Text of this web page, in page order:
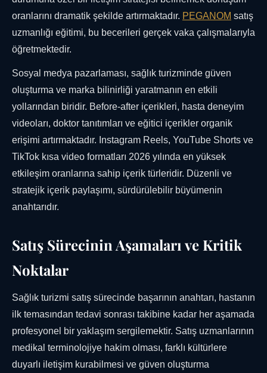
oranlarını dramatik şekilde artırmaktadır. PEGANOM satış
uzmanlığı eğitimi, bu becerileri gerçek vaka çalışmalarıyla
öğretmektedir.
Sosyal medya pazarlaması, sağlık turizminde güven
oluşturma ve marka bilinirliği yaratmanın en etkili
yollarından biridir. Before-after içerikleri, hasta deneyim
videoları, doktor tanıtımları ve eğitici içerikler organik
erişimi artırmaktadır. Instagram Reels, YouTube Shorts ve
TikTok kısa video formatları 2026 yılında en yüksek
etkileşim oranlarına sahip içerik türleridir. Düzenli ve
stratejik içerik paylaşımı, sürdürülebilir büyümenin
anahtarıdır.
Satış Sürecinin Aşamaları ve Kritik
Noktalar
Sağlık turizmi satış sürecinde başarının anahtarı, hastanın
ilk temasından tedavi sonrası takibine kadar her aşamada
profesyonel bir yaklaşım sergilemektir. Satış uzmanlarının
medikal terminolojiye hakim olması, farklı kültürlere
duyarlı iletişim kurabilmesi ve güven oluşturma